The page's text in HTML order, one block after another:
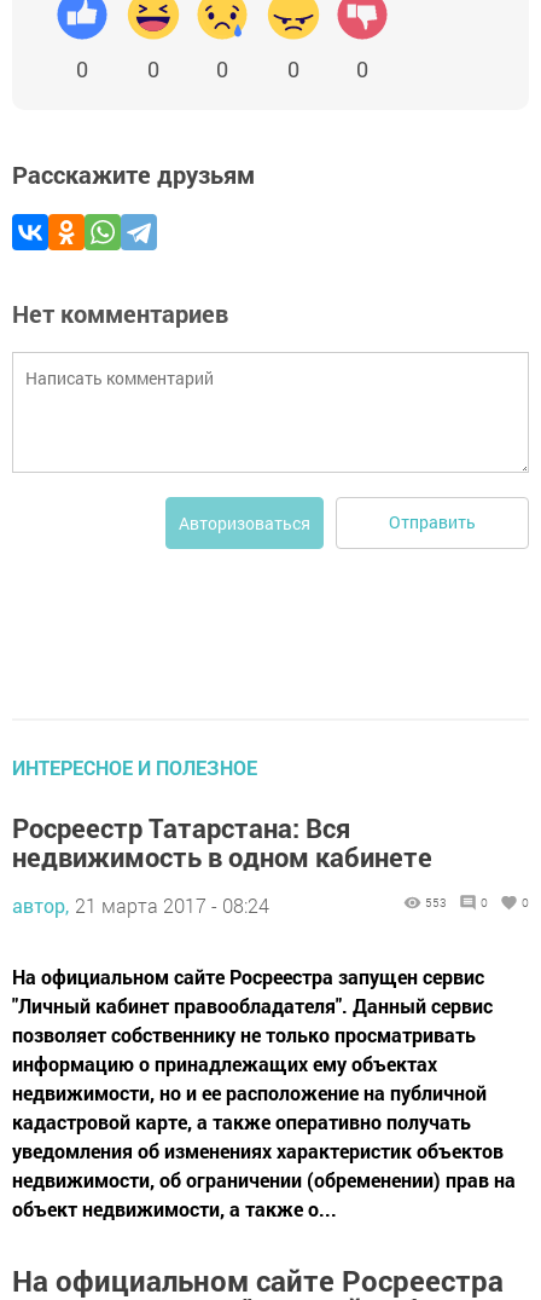
0 0 0 0 0
Расскажите друзьям
Нет комментариев
Авторизоваться Отправить
ИНТЕРЕСНОЕ И ПОЛЕЗНОЕ
Росреестр Татарстана: Вся
недвижимость в одном кабинете
автор, 21 марта 2017 - 08:24 553 0 0
На официальном сайте Росреестра запущен сервис
"Личный кабинет правообладателя". Данный сервис
позволяет собственнику не только просматривать
информацию о принадлежащих ему объектах
недвижимости, но и ее расположение на публичной
кадастровой карте, а также оперативно получать
уведомления об изменениях характеристик объектов
недвижимости, об ограничении (обременении) прав на
объект недвижимости, а также о...
На официальном сайте Росреестра